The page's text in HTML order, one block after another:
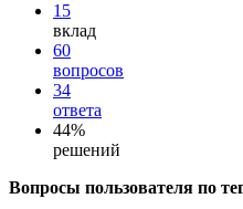
15
вклад
60
вопросов
34
ответа
44%
решений
Вопросы пользователя по